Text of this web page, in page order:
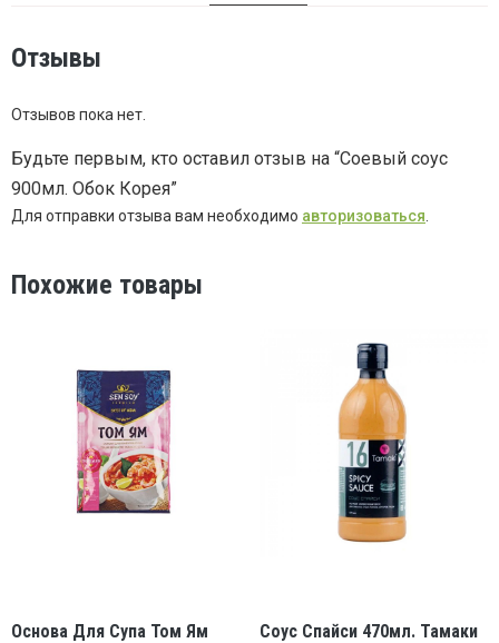
Отзывы
Отзывов пока нет.
Будьте первым, кто оставил отзыв на “Соевый соус
900мл. Обок Корея”
Для отправки отзыва вам необходимо авторизоваться
Похожие товары
Основа Для Супа Том Ям
Соус Спайси 470мл. Тамаки